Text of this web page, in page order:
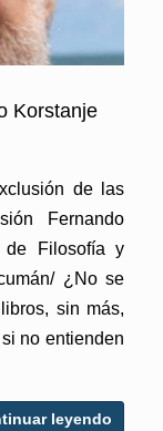
Korstanje
de las
Fernando
de Filosofía y
¿No se
sin más,
no entienden
leyendo